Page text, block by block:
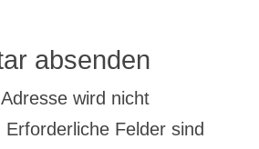
absenden
wird nicht
Erforderliche Felder sind